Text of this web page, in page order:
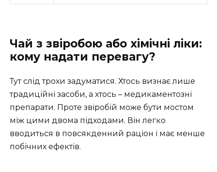
Чай з звіробою або хімічні ліки:
кому надати перевагу?
Тут слід трохи задуматися. Хтось визнає лише
традиційні засоби, а хтось – медикаментозні
препарати. Проте звіробій може бути мостом
між цими двома підходами. Він легко
вводиться в повсякденний раціон і має менше
побічних ефектів.